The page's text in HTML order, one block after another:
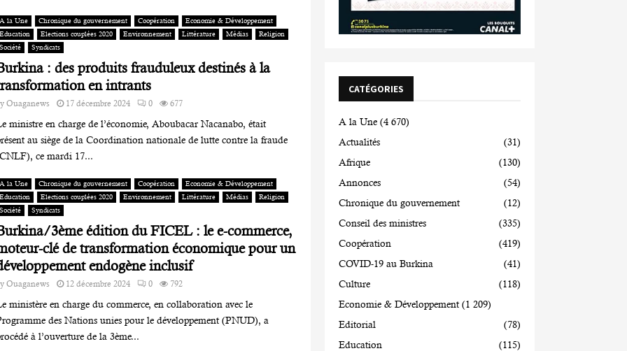
A la Une Chronique du gouvernement Coopération
Economie & Développement
Education
Elections couplées 2020 Environnement Littérature Médias
Religion
Société
Syndicats
: des produits frauduleux destinés à la
en intrants
Ouaganews 17 décembre 2024 0 677
ministre en charge de l’économie, Aboubacar Nacanabo, était
au siège de la Coordination nationale de lutte contre la fraude
ce mardi 17...
A la Une Chronique du gouvernement Coopération
Economie & Développement
Education
Elections couplées 2020 Environnement Littérature Médias
Religion
Société
Syndicats
3ème édition du FICEL : le e-commerce,
clé de transformation économique pour un
endogène inclusif
Ouaganews 12 décembre 2024 0 792
ministère en charge du commerce, en collaboration avec le
des Nations unies pour le développement (PNUD), a
à l’ouverture de la 3ème...
CATÉGORIES
A la Une (4 670)
Actualités
(31)
Afrique
(130)
Annonces
(54)
Chronique du gouvernement
(12)
Conseil des ministres
(335)
Coopération
(419)
COVID-19 au Burkina
(41)
Culture
(118)
Economie & Développement (1 209)
Editorial
(78)
Education
(115)